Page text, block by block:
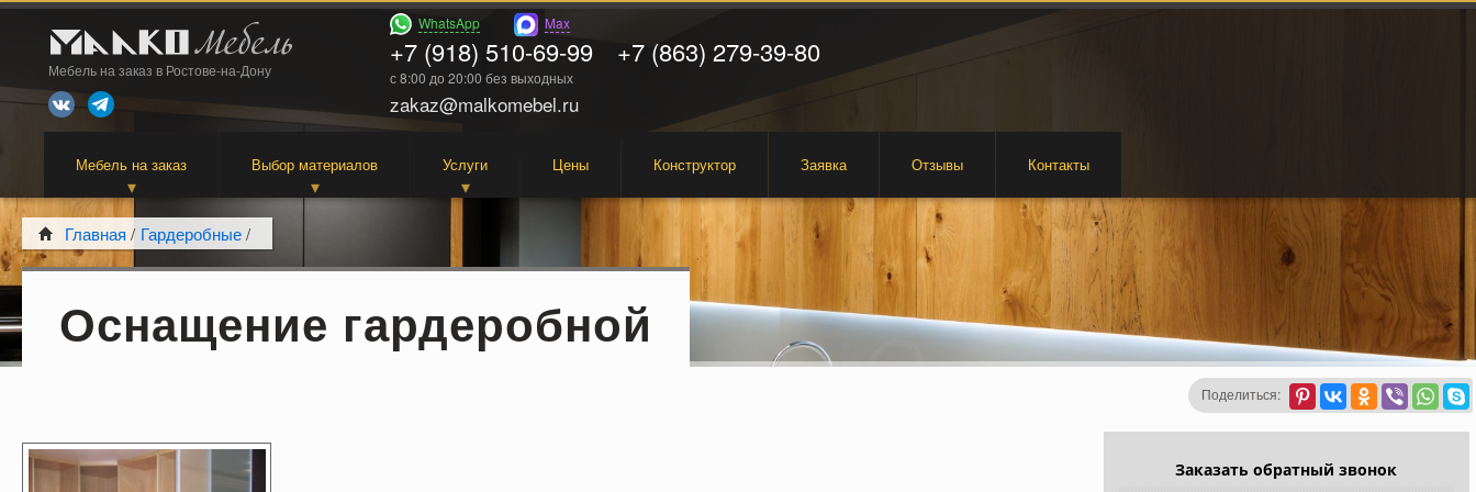
Мебель на заказ в Ростове-на-Дону
WhatsApp Max
+7 (918) 510-69-99 +7 (863) 279-39-80
с 8:00 до 20:00 без выходных
zakaz@malkomebel.ru
Мебель на заказ Выбор материалов Услуги Цены Конструктор Заявка Отзывы Контакты
Главная / Гардеробные/
Оснащение гардеробной
Поделиться:
Заказать обратный звонок